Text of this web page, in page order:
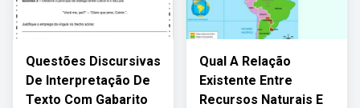
Questões Discursivas
De Interpretação De
Texto Com Gabarito
Qual A Relação
Existente Entre
Recursos Naturais E